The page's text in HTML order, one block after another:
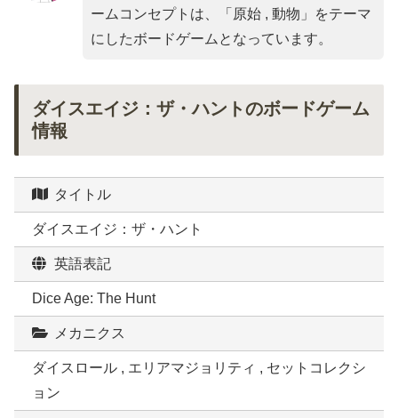
ームコンセプトは、「 原始 , 動物 」をテーマ
にしたボードゲームとなっています。
ダイスエイジ：ザ・ハントのボードゲーム
情報
タイトル
ダイスエイジ：ザ・ハント
英語表記
Dice Age: The Hunt
メカニクス
ダイスロール , エリアマジョリティ , セットコレクシ
ョン